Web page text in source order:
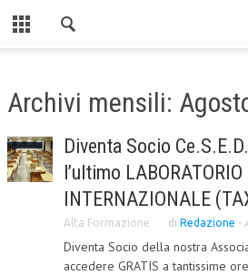
CHI SIAMO
MISSION
CENTRO STUDI
ATTO COSTITUTIVO E STATUTO
Archivi mensili:
Diventa Socio
l’ultimo
INTERNAZIONALE
Alta Formazione di Redazione -
Diventa Socio della nostra
accedere GRATIS a tantissime